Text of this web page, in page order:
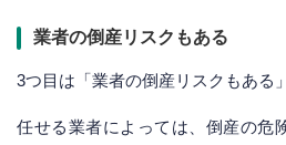
業者の倒産リスクもある
3つ目は「業者の倒産リスクもある
任せる業者によっては、倒産の危